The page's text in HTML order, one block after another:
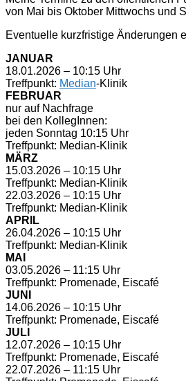
von Mai bis Oktober Mittwochs und
Eventuelle kurzfristige Änderungen
JANUAR
18.01.2026 – 10:15 Uhr
Treffpunkt: Median-Klinik
FEBRUAR
nur auf Nachfrage
bei den KollegInnen:
jeden Sonntag 10:15 Uhr
Treffpunkt: Median-Klinik
MÄRZ
15.03.2026 – 10:15 Uhr
Treffpunkt: Median-Klinik
22.03.2026 – 10:15 Uhr
Treffpunkt: Median-Klinik
APRIL
26.04.2026 – 10:15 Uhr
Treffpunkt: Median-Klinik
MAI
03.05.2026 – 11:15 Uhr
Treffpunkt: Promenade, Eiscafé
JUNI
14.06.2026 – 10:15 Uhr
Treffpunkt: Promenade, Eiscafé
JULI
12.07.2026 – 10:15 Uhr
Treffpunkt: Promenade, Eiscafé
22.07.2026 – 11:15 Uhr